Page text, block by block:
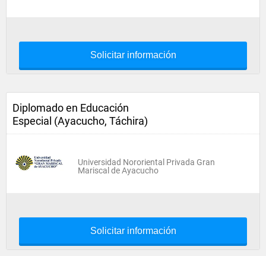
Solicitar información
Diplomado en Educación
Especial (Ayacucho, Táchira)
Universidad Nororiental Privada Gran
Mariscal de Ayacucho
Solicitar información